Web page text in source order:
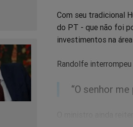
Com seu tradicional
do PT - que não foi
investimentos na
Randolfe
“O senhor